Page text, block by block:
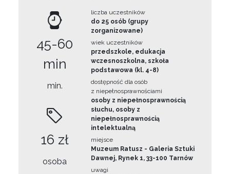
45-60
min
min.
16 zł
osoba
liczba uczestników
do 25 osób (grupy
zorganizowane)
wiek uczestników
przedszkole, edukacja
wczesnoszkolna, szkoła
podstawowa (kl. 4-8)
dostępność dla osób
z niepełnosprawnościami
osoby z niepełnosprawnością
słuchu, osoby z
niepełnosprawnością
intelektualną
miejsce
Muzeum Ratusz - Galeria Sztuki
Dawnej, Rynek 1, 33-100 Tarnów
uwagi